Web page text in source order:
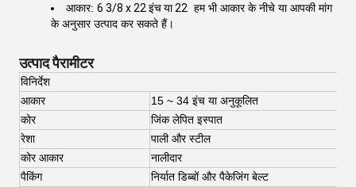
आकार: 6 3/8 x 22 इंच या 22 हम भी आकार के नीचे या आपकी मांग
के अनुसार उत्पाद कर सकते हैं।
उत्पाद पैरामीटर
विनिर्देश
आकार
15 ~ 34 इंच या अनुकूलित
कोर
जिंक लेपित इस्पात
रेशा
पाली और स्टील
कोर आकार
नालीदार
पैकिंग
निर्यात डिब्बों और पैकेजिंग बेल्ट